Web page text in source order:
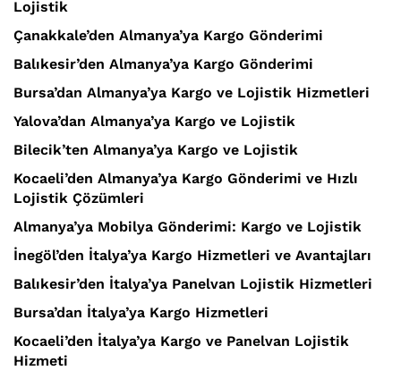
Lojistik
Çanakkale’den Almanya’ya Kargo Gönderimi
Balıkesir’den Almanya’ya Kargo Gönderimi
Bursa’dan Almanya’ya Kargo ve Lojistik Hizmetleri
Yalova’dan Almanya’ya Kargo ve Lojistik
Bilecik’ten Almanya’ya Kargo ve Lojistik
Kocaeli’den Almanya’ya Kargo Gönderimi ve Hızlı
Lojistik Çözümleri
Almanya’ya Mobilya Gönderimi: Kargo ve Lojistik
İnegöl’den İtalya’ya Kargo Hizmetleri ve Avantajları
Balıkesir’den İtalya’ya Panelvan Lojistik Hizmetleri
Bursa’dan İtalya’ya Kargo Hizmetleri
Kocaeli’den İtalya’ya Kargo ve Panelvan Lojistik
Hizmeti